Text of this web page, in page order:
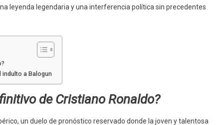
leyenda legendaria y una interferencia política sin precedentes
indulto a Balogun
de Cristiano Ronaldo?
un duelo de pronóstico reservado donde la joven y talentosa